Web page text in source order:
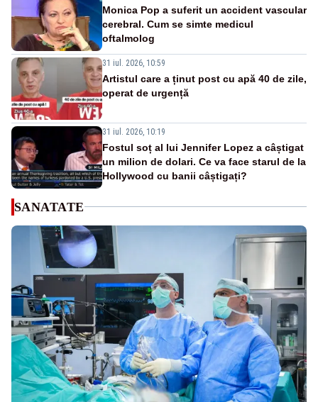
Monica Pop a suferit un accident vascular
cerebral. Cum se simte medicul
oftalmolog
31 iul. 2026, 10:59
Artistul care a ținut post cu apă 40 de zile,
operat de urgență
31 iul. 2026, 10:19
Fostul soț al lui Jennifer Lopez a câștigat
un milion de dolari. Ce va face starul de la
Hollywood cu banii câștigați?
SANATATE